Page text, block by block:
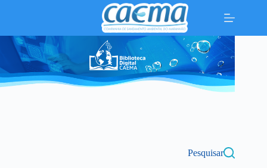
conteúdo
Pesquisar